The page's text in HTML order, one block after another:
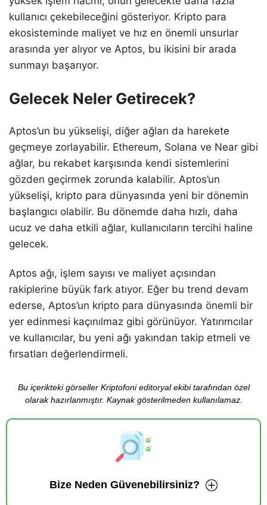
kullanıcı çekebileceğini gösteriyor. Kripto para
ekosisteminde maliyet ve hız en önemli unsurlar
arasında yer alıyor ve Aptos, bu ikisini bir arada
sunmayı başarıyor.
Gelecek Neler Getirecek?
Aptos’un bu yükselişi, diğer ağları da harekete
geçmeye zorlayabilir. Ethereum, Solana ve Near gibi
ağlar, bu rekabet karşısında kendi sistemlerini
gözden geçirmek zorunda kalabilir. Aptos’un
yükselişi, kripto para dünyasında yeni bir dönemin
başlangıcı olabilir. Bu dönemde daha hızlı, daha
ucuz ve daha etkili ağlar, kullanıcıların tercihi haline
gelecek.
Aptos ağı, işlem sayısı ve maliyet açısından
rakiplerine büyük fark atıyor. Eğer bu trend devam
ederse, Aptos’un kripto para dünyasında önemli bir
yer edinmesi kaçınılmaz gibi görünüyor. Yatırımcılar
ve kullanıcılar, bu yeni ağı yakından takip etmeli ve
fırsatları değerlendirmeli.
Bu içerikteki görseller Kriptofoni editoryal ekibi tarafından özel
olarak hazırlanmıştır. Kaynak gösterilmeden kullanılamaz.
Bize Neden Güvenebilirsiniz?